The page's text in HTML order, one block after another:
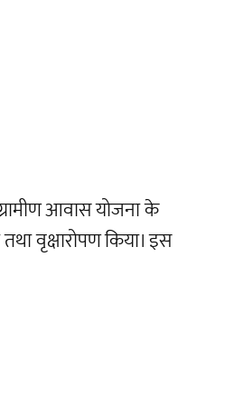
आवास योजना के
वृक्षारोपण किया। इस